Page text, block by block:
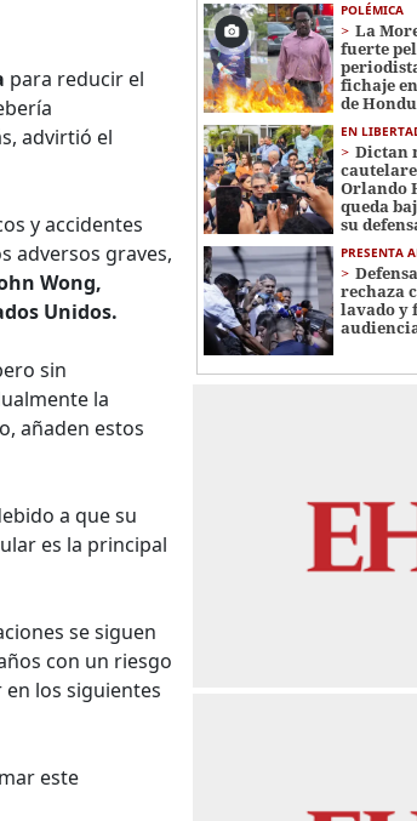
para reducir el
advirtió el
y accidentes
adversos graves,
Wong,
Unidos.
sin
la
añaden estos
a que su
es la principal
se siguen
con un riesgo
en los siguientes
este
POLÉMICA
La
fuerte
fichaje
de
EN
Dictan
Orlando
queda
su
PRESENTA
rechaza
lavado y